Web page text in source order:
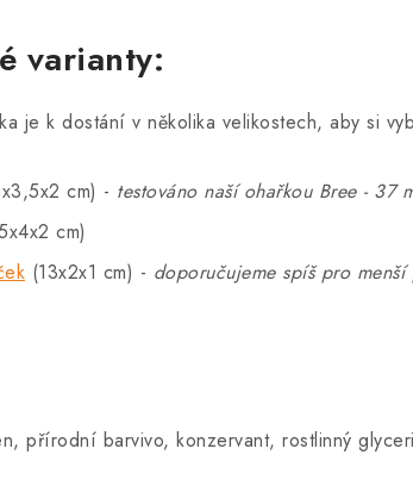
varianty:
je k dostání v několika velikostech, aby si
cm) - testováno naší ohařkou Bree - 37
cm)
(13x2x1 cm) - doporučujeme spíš pro
přírodní barvivo, konzervant, rostlinný